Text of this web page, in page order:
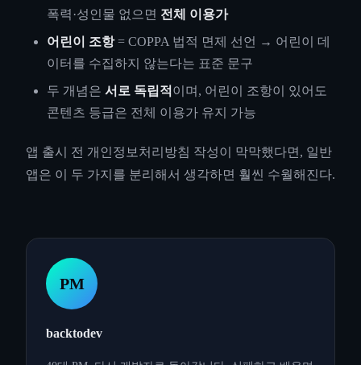
폭력·성인물 없으면 전체 이용가
어린이 조항= COPPA 법적 면제 선언 → 어린이 데
이터를 수집하지 않는다는 표준 문구
두 개념은 서로 독립적 이며, 어린이 조항이 있어도
콘텐츠 등급은 전체 이용가 유지 가능
앱 출시 전 개인정보처리방침 작성이 막막했다면, 일반
앱은 이 두 가지를 분리해서 생각하면 훨씬 수월해진다.
PM
backtodev